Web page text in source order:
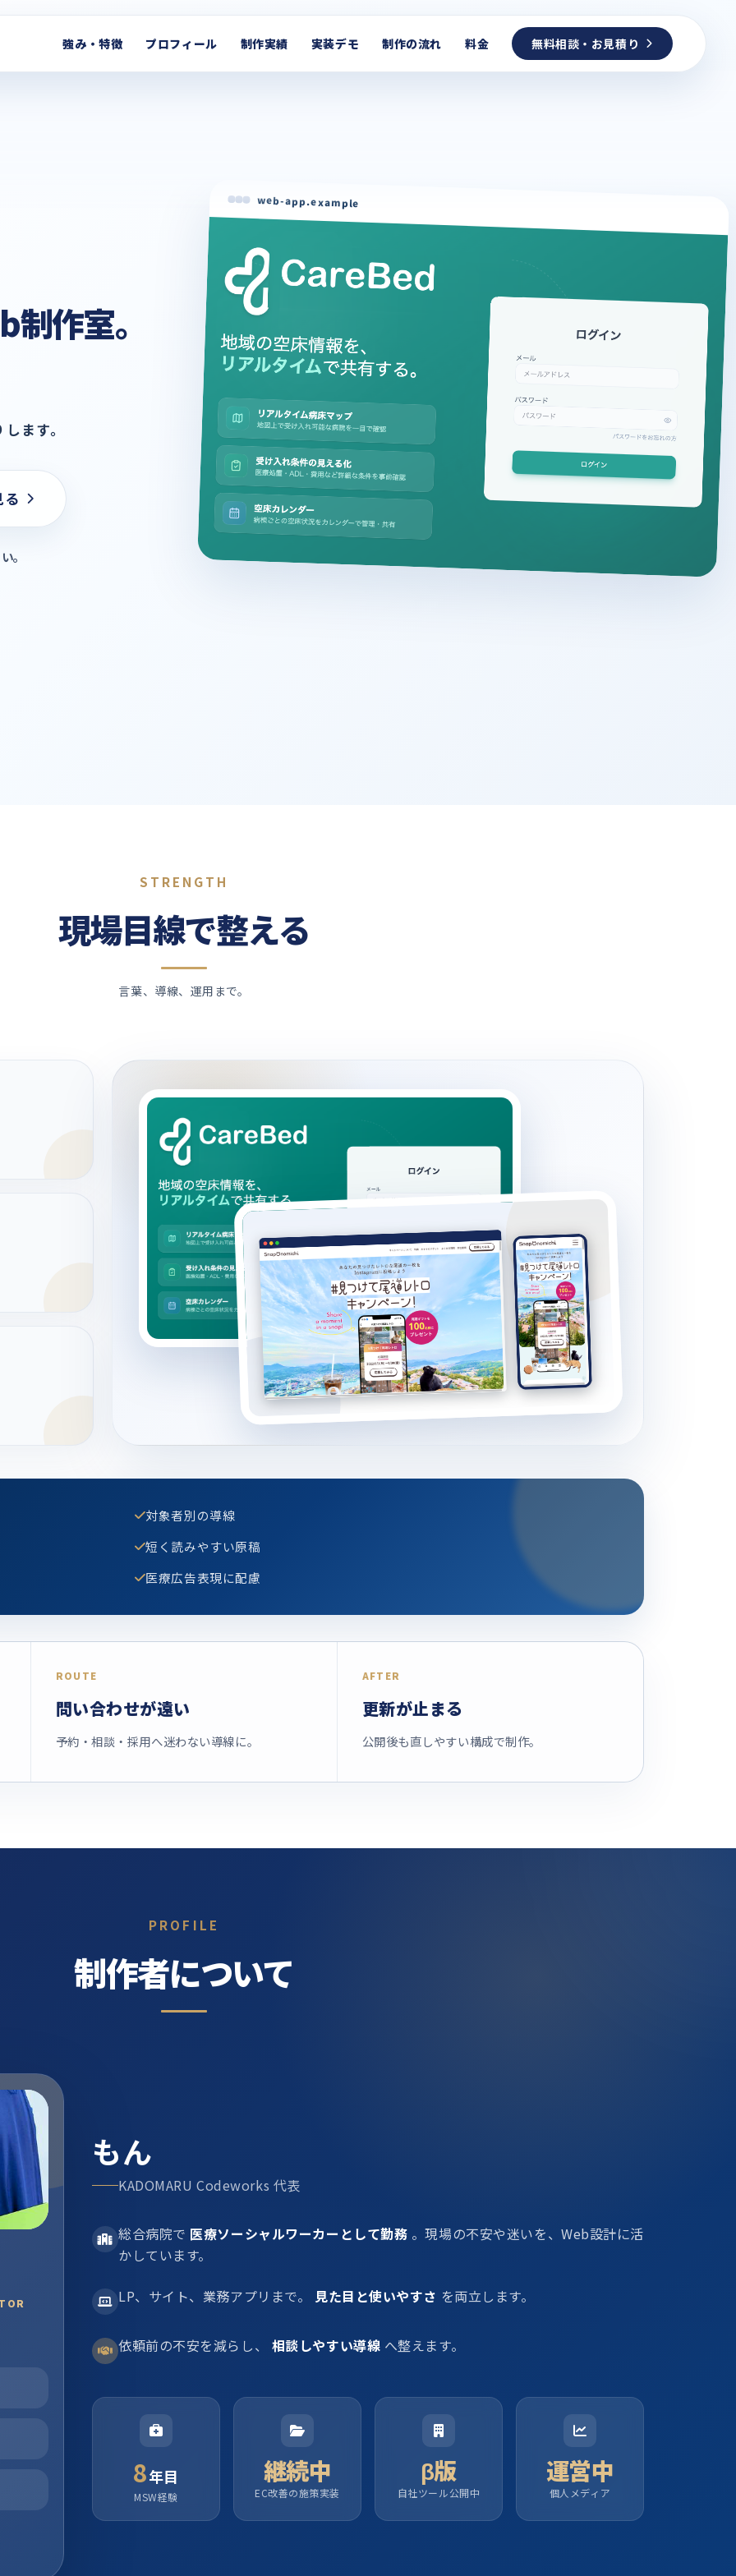
強み・特徴 プロフィール 制作実績 実装デモ 制作の流れ 料金 無料相談・お見積り
制作室。
ます。
る
。
web-app.example
STRENGTH
現場目線で整える
言葉、導線、運用まで。
対象者別の導線
短く読みやすい原稿
医療広告表現に配慮
ROUTE
問い合わせが遠い
予約・相談・採用へ迷わない導線に。
AFTER
更新が止まる
公開後も直しやすい構成で制作。
PROFILE
制作者について
もん
KADOMARU Codeworks 代表
総合病院で 医療ソーシャルワーカーとして勤務 。現場の不安や迷いを、Web設計に活
かしています。
LP、サイト、業務アプリまで。 見た目と使いやすさ を両立します。
依頼前の不安を減らし、 相談しやすい導線 へ整えます。
8年目
MSW経験
継続中
EC改善の施策実装
β版
自社ツール公開中
運営中
個人メディア